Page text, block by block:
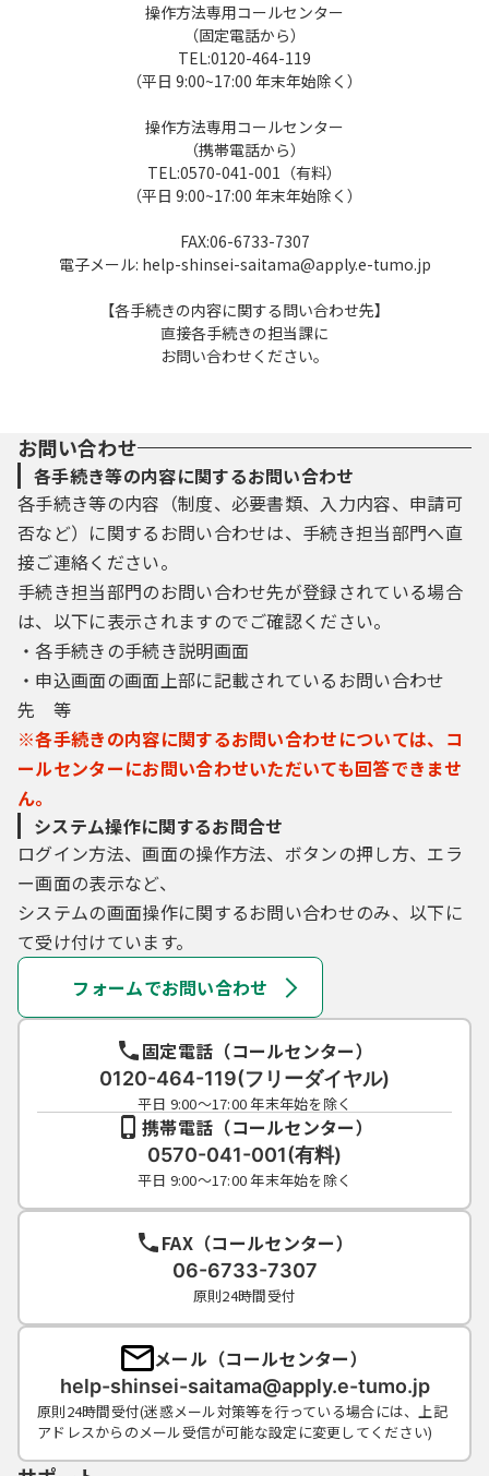
３ 利用者ＩＤ・パスワード等の登録・変更
行う場合は、利用者たる本人が利用方法に従
い利用者登録を行うことができるものとしま
パスワード、氏名、住所、その他の必要な事
項を本システム上で登録してください。
（２）住所、氏名、メールアドレス等に変更
があった場合は変更手続を行ってください。
（３）本システムは、利用者が登録したメー
（４）利用者登録にて登録された情報は、構
成団体にて管理されます。
（５）利用者は、登録した利用者情報を使用
しなくなった場合に削除をすることができま
す。
４ 利用者ＩＤ・パスワード等の管理
利用者は、次の事項をご確認ください。
びパスワード（申請データ用）は、他者に知
られないように管理してください。
じないでください。
（３）安全性をより高めるため、パスワード
は、定期的に変更してください。
（４）利用者ＩＤ、パスワードは、再発行し
ません。なお、利用者ＩＤ、パスワードを紛
失し、盗難に遭い、又は不正使用されたこと
が分かったときは、速やかに問い合わせ先に
連絡し、その指示に従ってください。
（５）利用者ＩＤ及びパスワードについて
は、特に有効期限は設けないものとします
が、利用者ＩＤ及びパスワードの利用が３年
間行われない場合は、構成団体の職権におい
て抹消することができるものとします。
（６）構成団体は、利用者ＩＤ及びパスワー
ド、整理番号及びパスワード（申請データ
５ 電子証明書の取得・管理
（１）利用者が、システムを利用して申請･届
出等の手続を行う場合、電子的な署名（以下
「電子署名」という。）を必要とするものが
あります。電子署名が必要な手続について
は、自ら電子証明書を取得して、申請･届出等
のデータに署名を付けて申請するものとしま
す。
操作方法専用コールセンター
（固定電話から）
TEL:0120-464-119
（平日 9:00~17:00 年末年始除く）
操作方法専用コールセンター
（携帯電話から）
TEL:0570-041-001（有料）
（平日 9:00~17:00 年末年始除く）
FAX:06-6733-7307
電子メール: help-shinsei-saitama@apply.e-tumo.jp
【各手続きの内容に関する問い合わせ先】
直接各手続きの担当課に
お問い合わせください。
お問い合わせ
各手続き等の内容に関するお問い合わせ
各手続き等の内容（制度、必要書類、入力内容、申請可
否など）に関するお問い合わせは、手続き担当部門へ直
接ご連絡ください。
手続き担当部門のお問い合わせ先が登録されている場合
は、以下に表示されますのでご確認ください。
・各手続きの手続き説明画面
・申込画面の画面上部に記載されているお問い合わせ
先 等
※各手続きの内容に関するお問い合わせについては、コ
ールセンターにお問い合わせいただいても回答できませ
ん。
システム操作に関するお問合せ
ログイン方法、画面の操作方法、ボタンの押し方、エラ
ー画面の表示など、
システムの画面操作に関するお問い合わせのみ、以下に
て受け付けています。
フォームでお問い合わせ
固定電話（コールセンター）
0120-464-119(フリーダイヤル)
平日 9:00～17:00 年末年始を除く
携帯電話（コールセンター）
0570-041-001(有料)
平日 9:00～17:00 年末年始を除く
FAX（コールセンター）
06-6733-7307
原則24時間受付
メール（コールセンター）
help-shinsei-saitama@apply.e-tumo.jp
原則24時間受付(迷惑メール対策等を行っている場合には、上記
アドレスからのメール受信が可能な設定に変更してください)